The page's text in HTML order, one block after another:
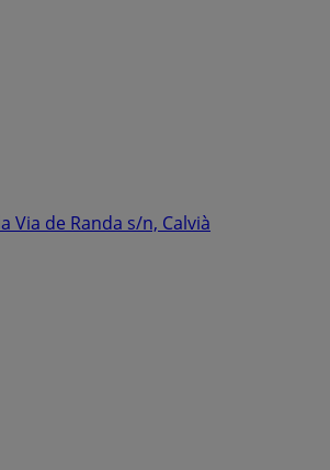
Via de Randa s/n, Calvià